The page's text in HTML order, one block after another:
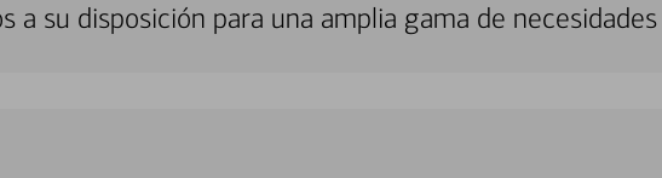
a su disposición para una amplia gama de